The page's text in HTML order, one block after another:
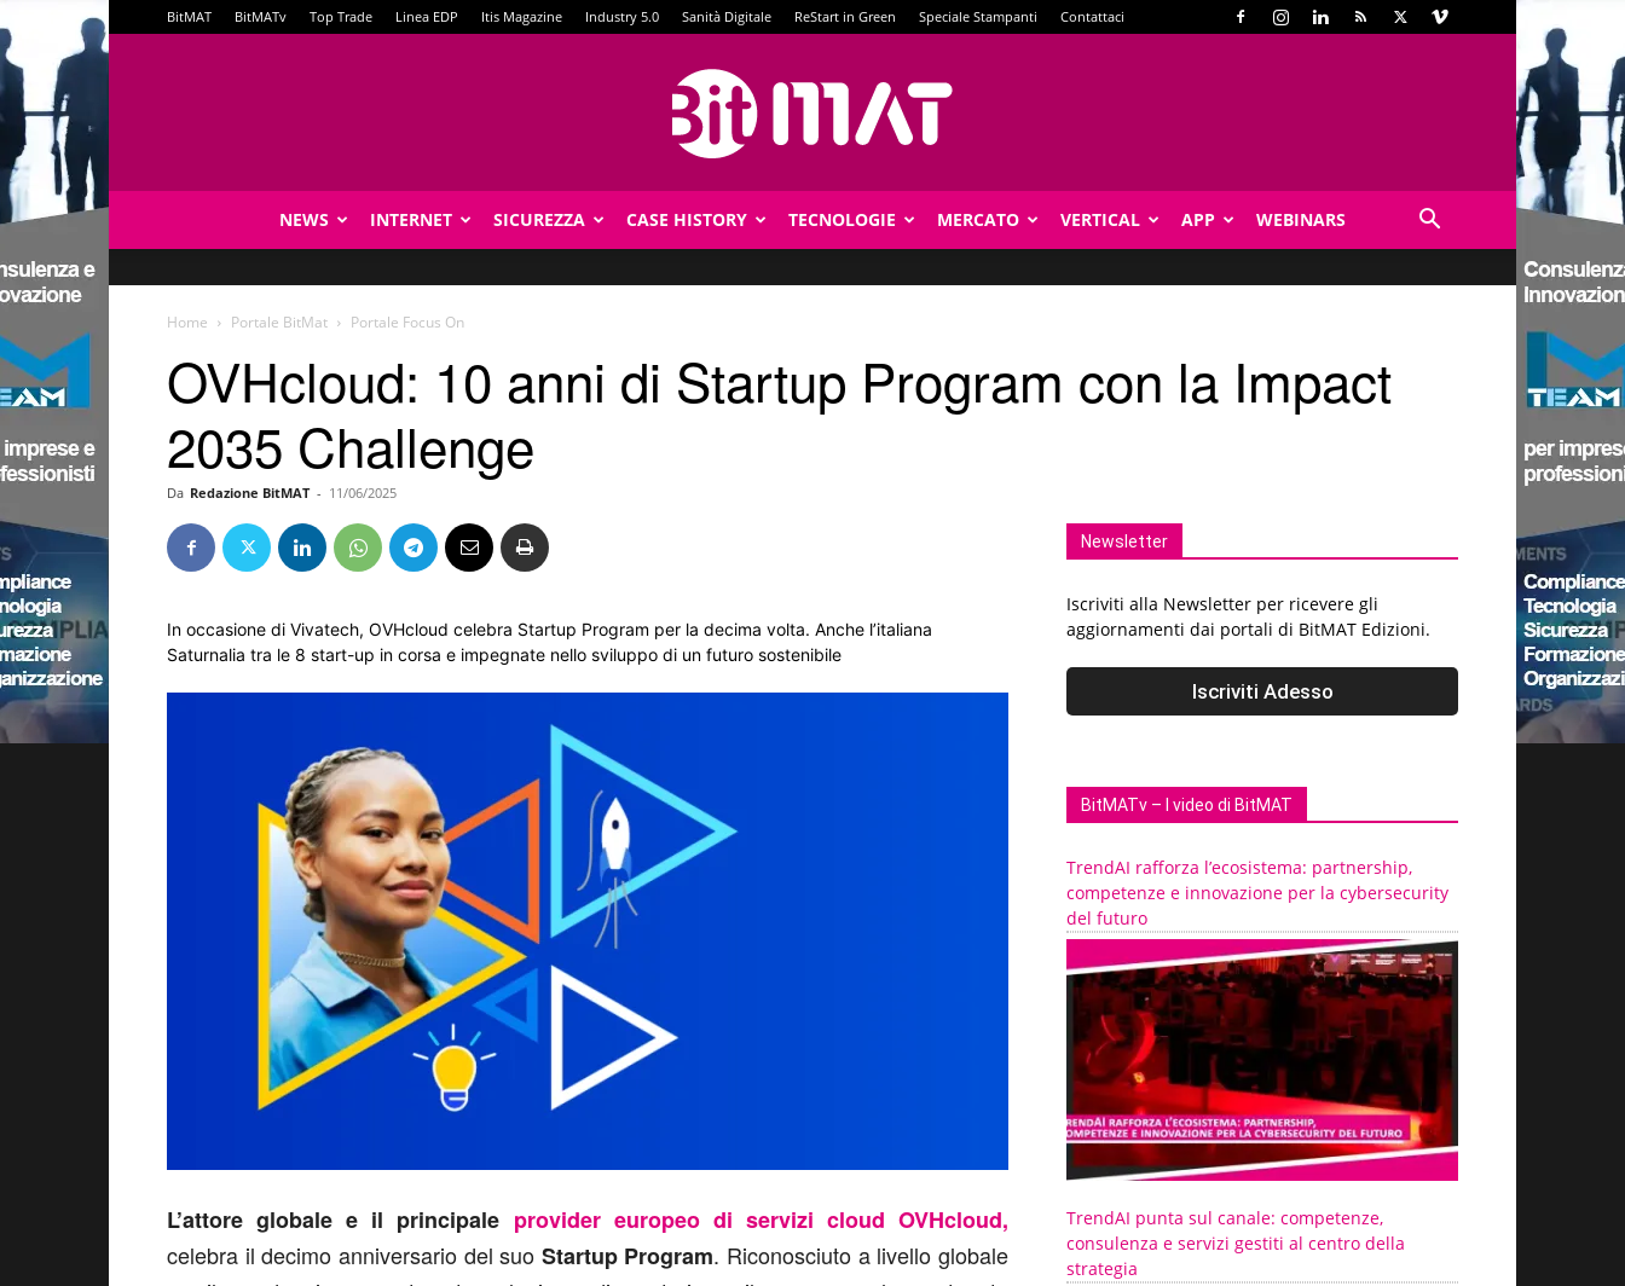
BitMAT BitMATv Top Trade Linea EDP Itis Magazine Industry 5.0 Sanità Digitale ReStart in Green Speciale Stampanti Contattaci
NEWS INTERNET SICUREZZA CASE HISTORY TECNOLOGIE MERCATO VERTICAL APP WEBINARS
Home Portale BitMat Portale Focus On
OVHcloud: 10 anni di Startup Program con la Impact
2035 Challenge
Da Redazione BitMAT - 11/06/2025
In occasione di Vivatech, OVHcloud celebra Startup Program per la decima volta. Anche l’italiana
Saturnalia tra le 8 start-up in corsa e impegnate nello sviluppo di un futuro sostenibile
L’attore globale e il principale provider europeo di servizi cloud OVHcloud,
celebra il decimo anniversario del suo Startup Program. Riconosciuto a livello globale
Newsletter
Iscriviti alla Newsletter per ricevere gli
aggiornamenti dai portali di BitMAT Edizioni.
BitMATv – I video di BitMAT
TrendAI rafforza l’ecosistema: partnership,
competenze e innovazione per la cybersecurity
del futuro
TrendAI punta sul canale: competenze,
consulenza e servizi gestiti al centro della
strategia